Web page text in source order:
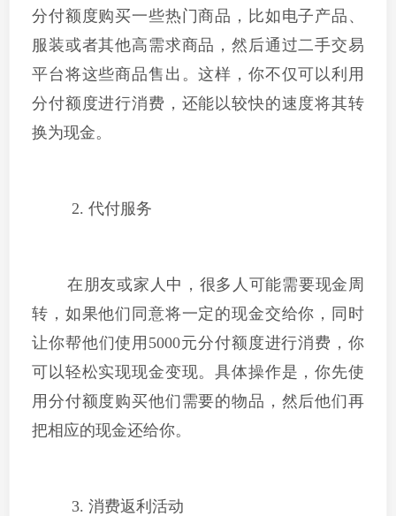
分付额度购买一些热门商品，比如电子产品、
服装或者其他高需求商品，然后通过二手交易
平台将这些商品售出。这样，你不仅可以利用
分付额度进行消费，还能以较快的速度将其转
换为现金。
2. 代付服务
在朋友或家人中，很多人可能需要现金周
转，如果他们同意将一定的现金交给你，同时
让你帮他们使用5000元分付额度进行消费，你
可以轻松实现现金变现。具体操作是，你先使
用分付额度购买他们需要的物品，然后他们再
把相应的现金还给你。
3. 消费返利活动